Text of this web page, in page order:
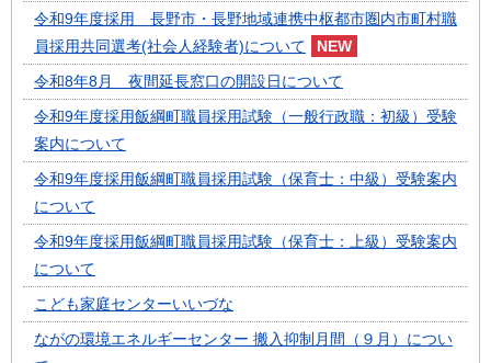
令和9年度採用 長野市・長野地域連携中枢都市圏内市町村職
員採用共同選考(社会人経験者)について
令和8年8月 夜間延長窓口の開設日について
令和9年度採用飯綱町職員採用試験（一般行政職：初級）受験
案内について
令和9年度採用飯綱町職員採用試験（保育士：中級）受験案内
について
令和9年度採用飯綱町職員採用試験（保育士：上級）受験案内
について
こども家庭センターいいづな
ながの環境エネルギーセンター 搬入抑制月間（９月）につい